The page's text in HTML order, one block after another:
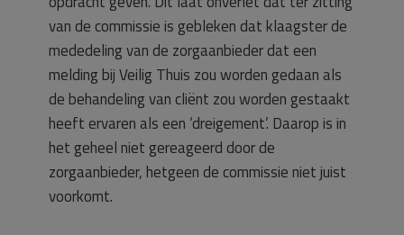
van de commissie is gebleken dat klaagster de
mededeling van de zorgaanbieder dat een
melding bij Veilig Thuis zou worden gedaan als
de behandeling van cliënt zou worden gestaakt
heeft ervaren als een ‘dreigement’. Daarop is in
het geheel niet gereageerd door de
zorgaanbieder, hetgeen de commissie niet juist
voorkomt.